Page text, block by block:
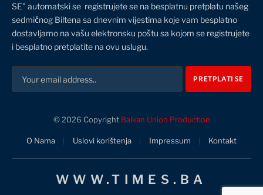
SE" automatski se registrujete se na besplatnu pretplatu našeg
sedmičnog Biltena sa dnevnim vijestima koje vam besplatno
dostavljamo na vašu elektronsku poštu sa kojom se registrujete
i besplatno pretplatite na ovu uslugu.
© 2026 Copyright Balkan Union Production
O Nama Uslovi korištenja Impressum Kontakt
WWW.TIMES.BA